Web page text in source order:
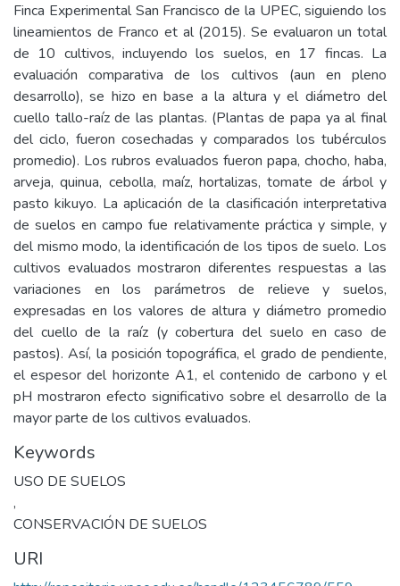
Finca Experimental San Francisco de la UPEC, siguiendo los
lineamientos de Franco et al (2015). Se evaluaron un total
de 10 cultivos, incluyendo los suelos, en 17 fincas. La
evaluación comparativa de los cultivos (aun en pleno
desarrollo), se hizo en base a la altura y el diámetro del
cuello tallo-raíz de las plantas. (Plantas de papa ya al final
del ciclo, fueron cosechadas y comparados los tubérculos
promedio). Los rubros evaluados fueron papa, chocho, haba,
arveja, quinua, cebolla, maíz, hortalizas, tomate de árbol y
pasto kikuyo. La aplicación de la clasificación interpretativa
de suelos en campo fue relativamente práctica y simple, y
del mismo modo, la identificación de los tipos de suelo. Los
cultivos evaluados mostraron diferentes respuestas a las
variaciones en los parámetros de relieve y suelos,
expresadas en los valores de altura y diámetro promedio
del cuello de la raíz (y cobertura del suelo en caso de
pastos). Así, la posición topográfica, el grado de pendiente,
el espesor del horizonte A1, el contenido de carbono y el
pH mostraron efecto significativo sobre el desarrollo de la
mayor parte de los cultivos evaluados.
Keywords
USO DE SUELOS
,
CONSERVACIÓN DE SUELOS
URI